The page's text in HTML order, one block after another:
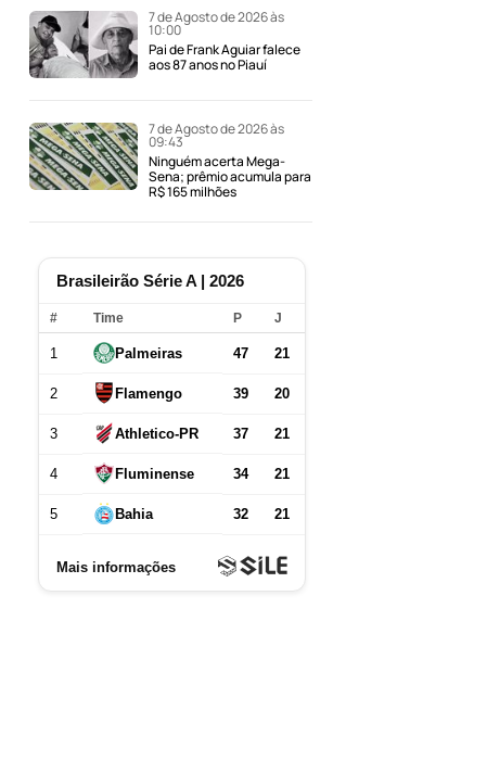
7 de Agosto de 2026 às
10:00
Pai de Frank Aguiar falece
aos 87 anos no Piauí
7 de Agosto de 2026 às
09:43
Ninguém acerta Mega-
Sena; prêmio acumula para
R$ 165 milhões